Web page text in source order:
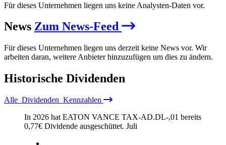
Für dieses Unternehmen liegen uns keine Analysten-Daten vor.
News Zum News-Feed
Für dieses Unternehmen liegen uns derzeit keine News vor. Wir
arbeiten daran, weitere Anbieter hinzuzufügen um dies zu ändern.
Historische Dividenden
Alle Dividenden Kennzahlen
In 2026 hat EATON VANCE TAX-AD.DL-,01 bereits
0,77€ Dividende ausgeschüttet. Juli